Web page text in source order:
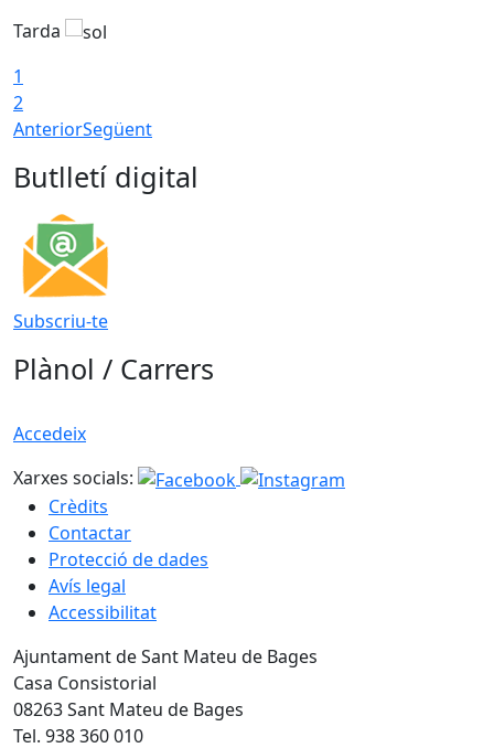
Tarda
1
2
AnteriorSegüent
Butlletí digital
Subscriu-te
Plànol / Carrers
Accedeix
Xarxes socials:
Crèdits
Contactar
Protecció de dades
Avís legal
Accessibilitat
Ajuntament de Sant Mateu de Bages
Casa Consistorial
08263 Sant Mateu de Bages
Tel. 938 360 010